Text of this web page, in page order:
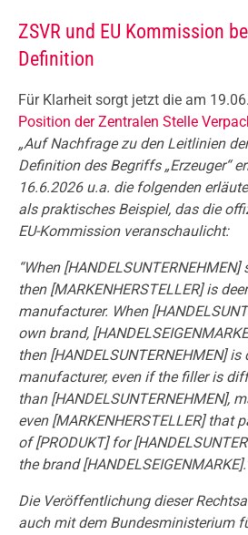
ZSVR und EU Kommission
Definition
Für Klarheit sorgt jetzt die am
Position der Zentralen Stelle
„Auf Nachfrage zu den Leitlinien
Definition des Begriffs „Erzeuger“
16.6.2026 u.a. die folgenden
als praktisches Beispiel, das die
EU-Kommission veranschaulicht:
“When
then [MARKENHERSTELLER] is
manufacturer. When
own brand,
then [HANDELSUNTERNEHMEN]
manufacturer, even if the filler is
than [HANDELSUNTERNEHMEN],
even [MARKENHERSTELLER] that
of [PRODUKT] for
the brand
Die Veröffentlichung dieser
auch mit dem Bundesministerium